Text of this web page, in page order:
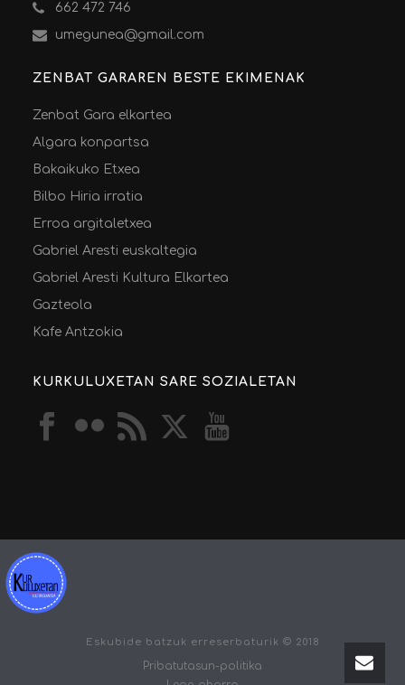
662 472 746
umegunea@gmail.com
ZENBAT GARAREN BESTE EKIMENAK
Zenbat Gara elkartea
Algara konpartsa
Bakaikuko Etxea
Bilbo Hiria irratia
Erroa argitaletxea
Gabriel Aresti euskaltegia
Gabriel Aresti Kultura Elkartea
Gazteola
Kafe Antzokia
KURKULUXETAN SARE SOZIALETAN
Eskubide batzuk erreserbaturik © 2018
Pribatutasun-politika